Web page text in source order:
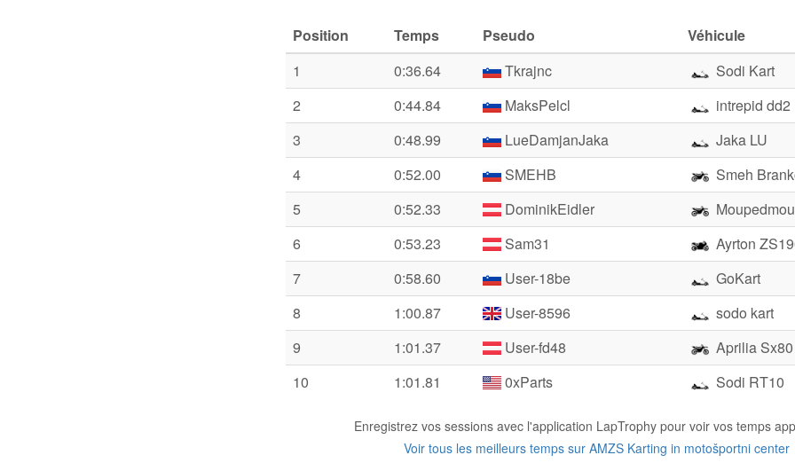
Position Temps Pseudo
Véhicule
1
0:36.64 Tkrajnc
Sodi Kart
2
0:44.84 MaksPelcl
intrepid dd2
3
0:48.99 LueDamjanJaka
Jaka LU
4
0:52.00 SMEHB
Smeh
5
0:52.33 DominikEidler
6
0:53.23 Sam31
Ayrton
7
0:58.60 User-18be
GoKart
8
1:00.87 User-8596
sodo kart
9
1:01.37 User-fd48
Aprilia Sx80
10
1:01.81 0xParts Sodi RT10
Enregistrez vos sessions avec l'application LapTrophy pour voir vos temps
Voir tous les meilleurs temps sur AMZS Karting in motošportni center